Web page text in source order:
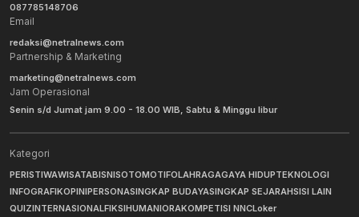
087785148706
Email
redaksi@netralnews.com
Partnership & Marketing
marketing@netralnews.com
Jam Operasional
Senin s/d Jumat jam 9.00 - 18.00 WIB, Sabtu & Minggu libur
Kategori
PERISTIWAWISATABISNISOTOMOTIFOLAHRAGAGAYA HIDUPTEKNOLOGI
INFOGRAFIKOPINIPERSONASINGKAP BUDAYASINGKAP SEJARAHSISI LAIN
QUIZINTERNASIONALFIKSIHUMANIORAKOMPETISI NNCLoker